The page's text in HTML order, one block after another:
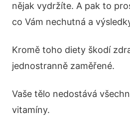
nějak vydržíte. A pak to
co Vám nechutná a
Kromě toho diety škodí
jednostranně zaměřené.
Vaše tělo nedostává
vitamíny.